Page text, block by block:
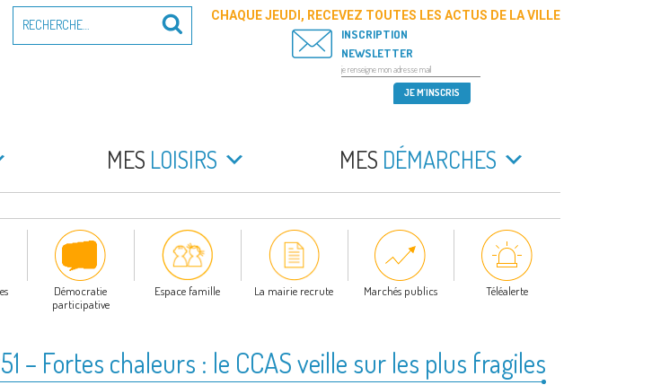
pour
Recherche
CHAQUE JEUDI, RECEVEZ TOUTES LES ACTUS DE LA VILLE
INSCRIPTION
NEWSLETTER
MES LOISIRS MES DÉMARCHES
Démocratie
participative
Espace famille La mairie recrute Marchés publics Téléalerte
– Fortes chaleurs : le CCAS veille sur les plus fragiles